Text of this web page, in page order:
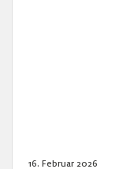
16. Februar 2026